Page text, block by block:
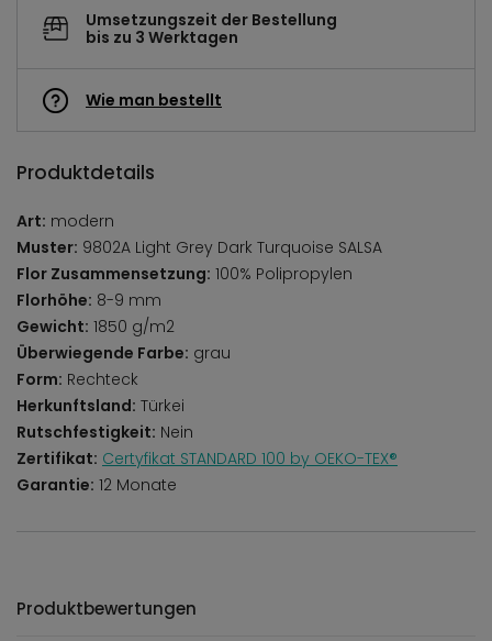
Umsetzungszeit der Bestellung
bis zu 3 Werktagen
Wie man bestellt
Produktdetails
Art: modern
Muster: 9802A Light Grey Dark Turquoise SALSA
Flor Zusammensetzung: 100% Polipropylen
Florhöhe: 8-9 mm
Gewicht: 1850 g/m2
Überwiegende Farbe: grau
Form: Rechteck
Herkunftsland: Türkei
Rutschfestigkeit: Nein
Zertifikat: Certyfikat STANDARD 100 by OEKO-TEX®
Garantie: 12 Monate
Produktbewertungen